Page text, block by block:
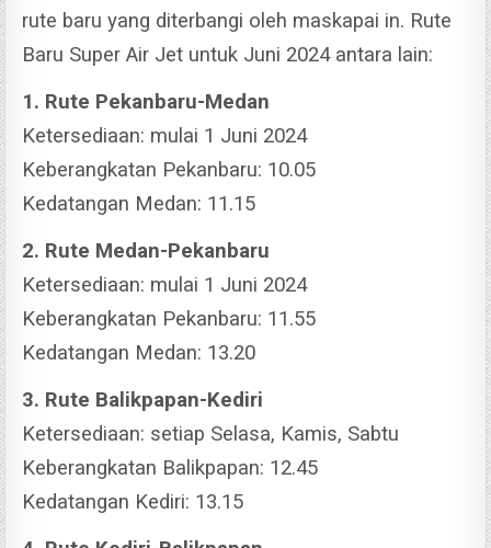
rute baru yang diterbangi oleh maskapai in. Rute
Baru Super Air Jet untuk Juni 2024 antara lain:
1. Rute Pekanbaru-Medan
Ketersediaan: mulai 1 Juni 2024
Keberangkatan Pekanbaru: 10.05
Kedatangan Medan: 11.15
2. Rute Medan-Pekanbaru
Ketersediaan: mulai 1 Juni 2024
Keberangkatan Pekanbaru: 11.55
Kedatangan Medan: 13.20
3. Rute Balikpapan-Kediri
Ketersediaan: setiap Selasa, Kamis, Sabtu
Keberangkatan Balikpapan: 12.45
Kedatangan Kediri: 13.15